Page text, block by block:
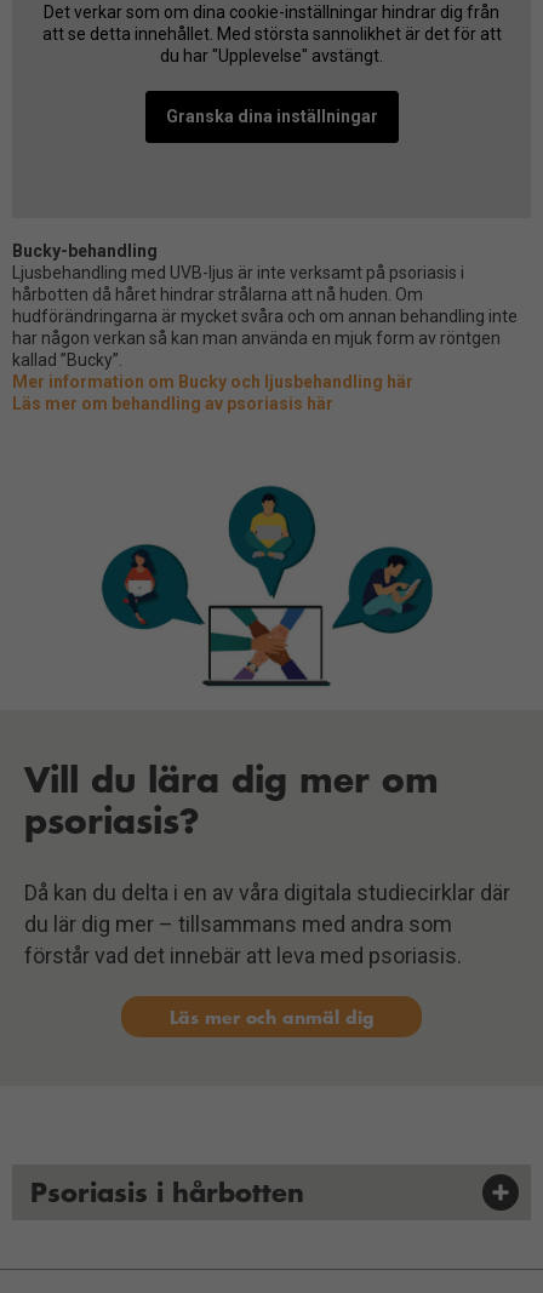
Det verkar som om dina cookie-inställningar hindrar dig från
att se detta innehållet. Med största sannolikhet är det för att
du har "Upplevelse" avstängt.
Granska dina inställningar
Bucky-behandling
Ljusbehandling med UVB-ljus är inte verksamt på psoriasis i
hårbotten då håret hindrar strålarna att nå huden. Om
hudförändringarna är mycket svåra och om annan behandling inte
har någon verkan så kan man använda en mjuk form av röntgen
kallad ”Bucky”.
Mer information om Bucky och ljusbehandling här
Läs mer om behandling av psoriasis här
Vill du lära dig mer om
psoriasis?
Då kan du delta i en av våra digitala studiecirklar där
du lär dig mer – tillsammans med andra som
förstår vad det innebär att leva med psoriasis.
Läs mer och anmäl dig
Psoriasis i hårbotten